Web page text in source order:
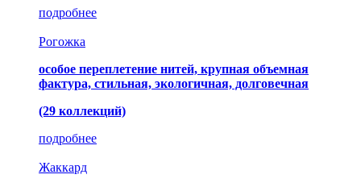
подробнее
Рогожка
особое переплетение нитей, крупная объемная
фактура, стильная, экологичная, долговечная
(29 коллекций)
подробнее
Жаккард